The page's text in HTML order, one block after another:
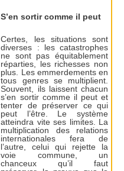
S’en sortir comme il peut
Certes, les situations sont
diverses : les catastrophes
ne sont pas équitablement
réparties, les richesses non
plus. Les emmerdements en
tous genres se multiplient.
Souvent, ils laissent chacun
s’en sortir comme il peut et
tenter de préserver ce qui
peut l’être. Le système
atteindra vite ses limites. La
multiplication des relations
internationales fera de
l’autre, celui qui rejette la
voie commune, un
chanceux qu’il faut